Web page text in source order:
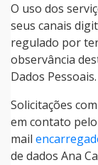
O uso dos
seus canais
regulado por
observância
Dados Pessoais.
Solicitações
em contato
mail
de dados Ana